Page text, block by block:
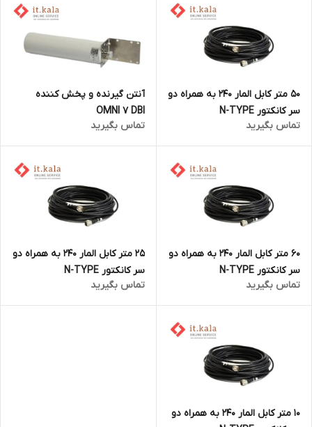
50 متر کابل المار 240 به همراه دو
سر کانکتور N-TYPE
تماس بگیرید
آنتن گیرنده و پخش کننده
OMNI 7 DBI
تماس بگیرید
60 متر کابل المار 240 به همراه دو
سر کانکتور N-TYPE
تماس بگیرید
25 متر کابل المار 240 به همراه دو
سر کانکتور N-TYPE
تماس بگیرید
10 متر کابل المار 240 به همراه دو